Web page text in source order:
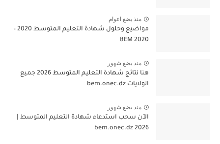
منذ بضع اعوام
مواضيع وحلول شهادة التعليم المتوسط 2020 –
BEM 2020
منذ بضع شهور
هنا نتائج شهادة التعليم المتوسط 2026 جميع
الولايات bem.onec.dz
منذ بضع شهور
الآن سحب استدعاء شهادة التعليم المتوسط |
2026 bem.onec.dz